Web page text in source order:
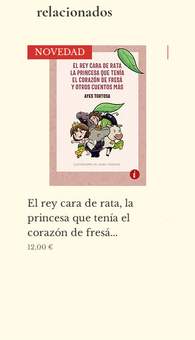
relacionados
NOVEDAD
El rey cara de rata, la
princesa que tenía el
corazón de fresá...
Precio
12,00 €
El